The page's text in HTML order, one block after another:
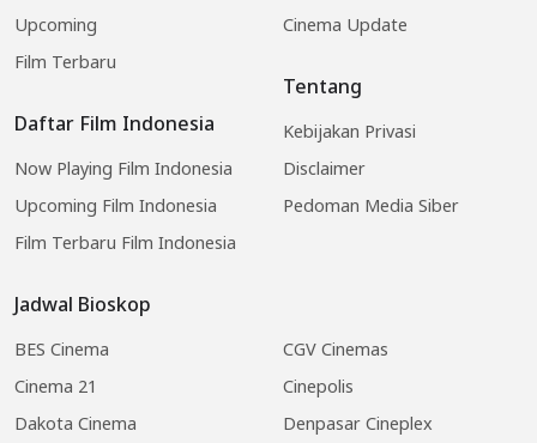
Upcoming
Film Terbaru
Daftar Film Indonesia
Now Playing Film Indonesia
Upcoming Film Indonesia
Film Terbaru Film Indonesia
Jadwal Bioskop
BES Cinema
CGV Cinemas
Cinema 21
Cinepolis
Dakota Cinema
Denpasar Cineplex
Cinema Update
Tentang
Kebijakan Privasi
Disclaimer
Pedoman Media Siber